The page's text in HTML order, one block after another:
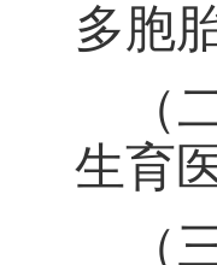
多胞
（
生育
（